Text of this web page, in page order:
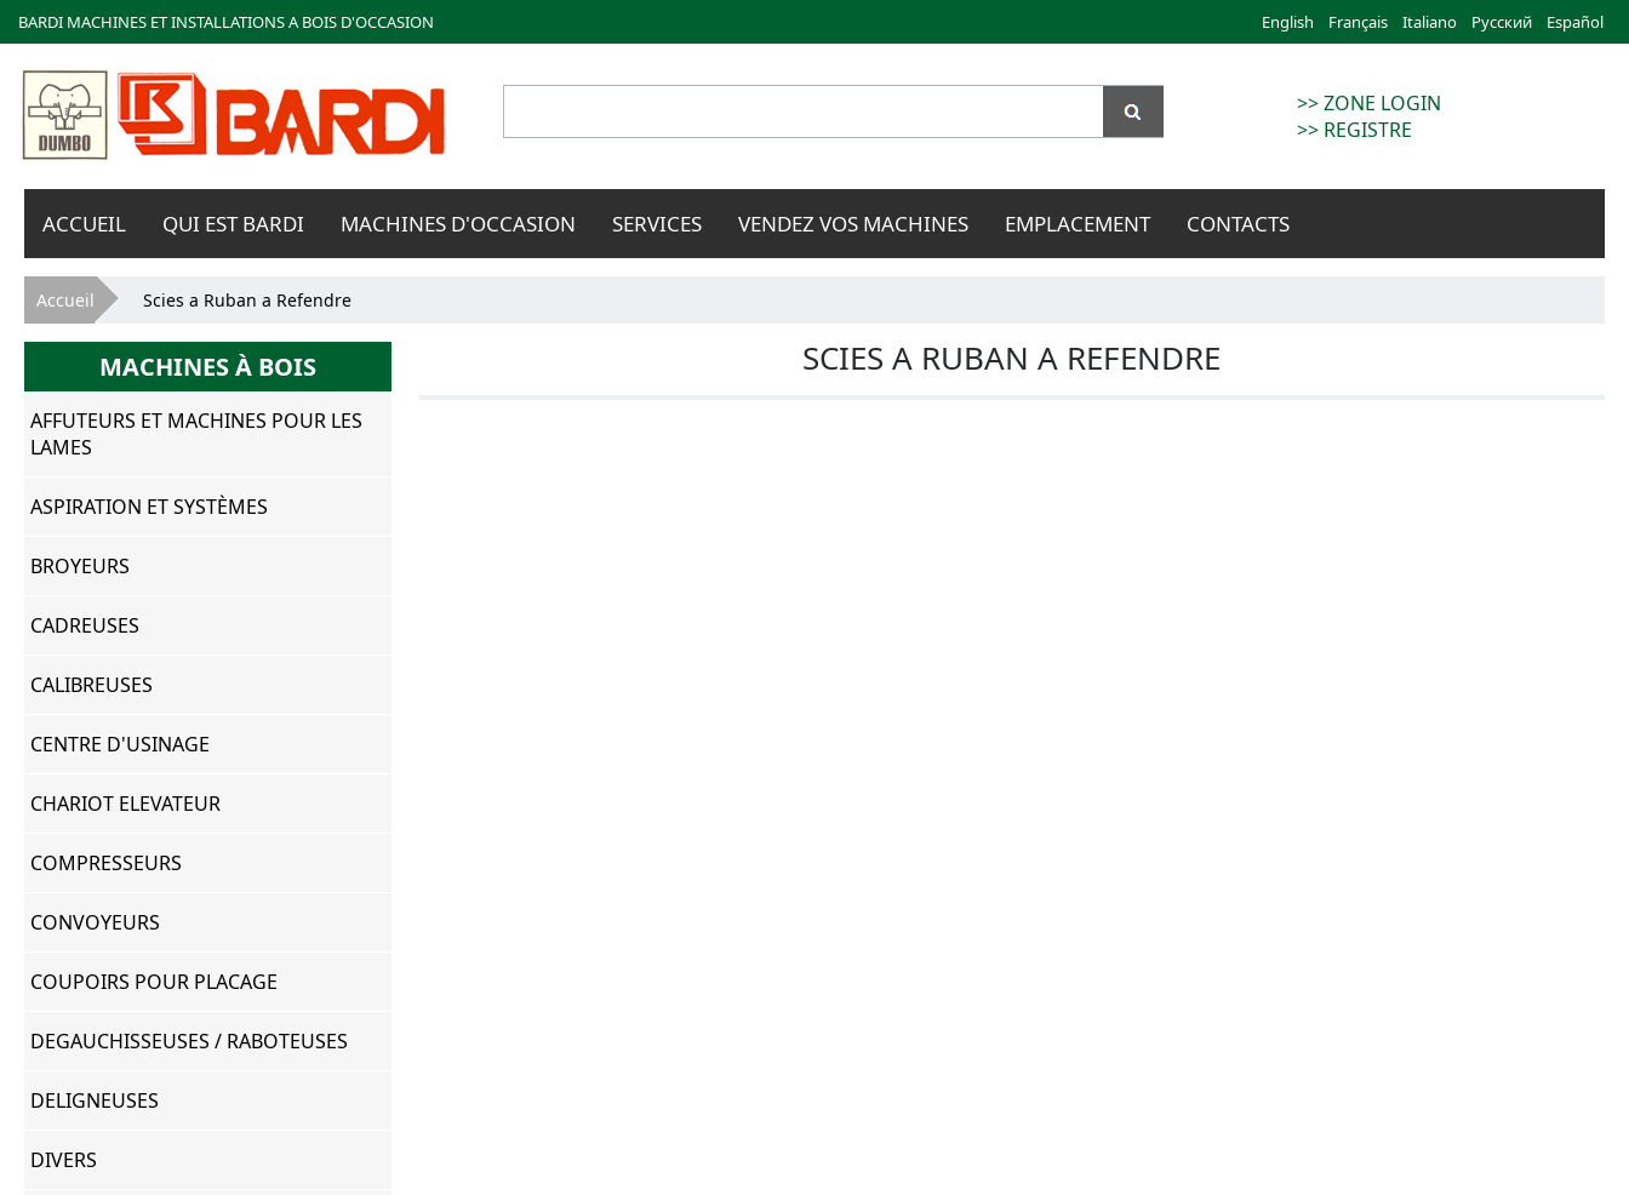
contenu
BARDI MACHINES ET INSTALLATIONS A BOIS D'OCCASION English Français Italiano Русский Español
Bardi
Macchine
>> ZONE LOGIN
>> REGISTRE
ACCUEIL QUI EST BARDI MACHINES D'OCCASION SERVICES VENDEZ VOS MACHINES EMPLACEMENT CONTACTS
Vous êtes ici
Accueil Scies a Ruban a Refendre
SCIES A RUBAN A REFENDRE
MACHINES À BOIS
AFFUTEURS ET MACHINES POUR LES
LAMES
ASPIRATION ET SYSTÈMES
BROYEURS
CADREUSES
CALIBREUSES
CENTRE D'USINAGE
CHARIOT ELEVATEUR
COMPRESSEURS
CONVOYEURS
COUPOIRS POUR PLACAGE
DEGAUCHISSEUSES / RABOTEUSES
DELIGNEUSES
DIVERS